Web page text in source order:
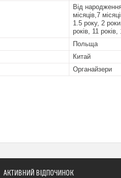
Від
місяців,7
1.5 року, 2
років, 11
Польща
Китай
Органайзери
АКТИВНИЙ ВІДПОЧИНОК